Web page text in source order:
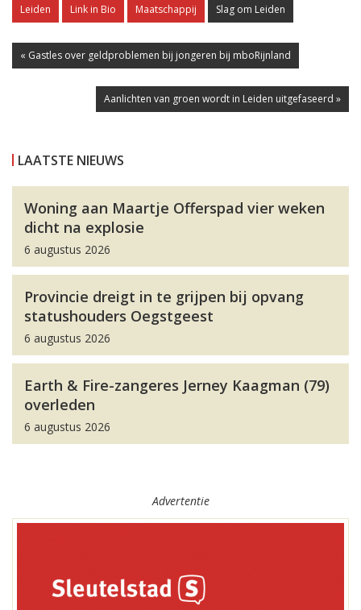
Leiden Link in Bio Maatschappij Slag om Leiden
« Gastles over geldproblemen bij jongeren bij mboRijnland
Aanlichten van groen wordt in Leiden uitgefaseerd »
LAATSTE NIEUWS
Woning aan Maartje Offerspad vier weken
dicht na explosie
6 augustus 2026
Provincie dreigt in te grijpen bij opvang
statushouders Oegstgeest
6 augustus 2026
Earth & Fire-zangeres Jerney Kaagman (79)
overleden
6 augustus 2026
Advertentie